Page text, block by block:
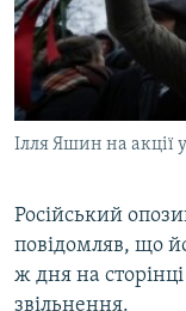
ДЕПОРТАЦІЯ
ВІДЕОУРОКИ
УКРАЇНСЬКА
ЯК ОБІЙТИ
Русский
Qırımtatar
Усі сайти RFE/RL
Ілля Яшин на акції
Російський
повідомляв, що
ж дня на
звільнення.